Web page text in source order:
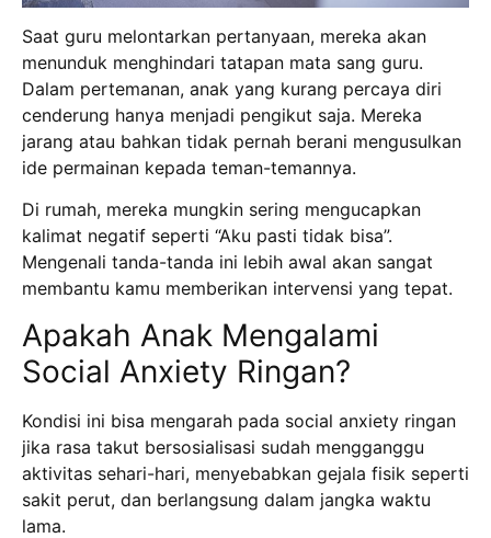
Saat guru melontarkan pertanyaan, mereka akan
menunduk menghindari tatapan mata sang guru.
Dalam pertemanan, anak yang kurang percaya diri
cenderung hanya menjadi pengikut saja. Mereka
jarang atau bahkan tidak pernah berani mengusulkan
ide permainan kepada teman-temannya.
Di rumah, mereka mungkin sering mengucapkan
kalimat negatif seperti “Aku pasti tidak bisa”.
Mengenali tanda-tanda ini lebih awal akan sangat
membantu kamu memberikan intervensi yang tepat.
Apakah Anak Mengalami
Social Anxiety Ringan?
Kondisi ini bisa mengarah pada social anxiety ringan
jika rasa takut bersosialisasi sudah mengganggu
aktivitas sehari-hari, menyebabkan gejala fisik seperti
sakit perut, dan berlangsung dalam jangka waktu
lama.